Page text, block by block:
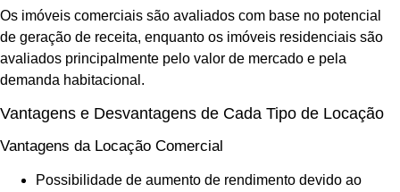
Os imóveis comerciais são avaliados com base no potencial
de geração de receita, enquanto os imóveis residenciais são
avaliados principalmente pelo valor de mercado e pela
demanda habitacional.
Vantagens e Desvantagens de Cada Tipo de Locação
Vantagens da Locação Comercial
Possibilidade de aumento de rendimento devido ao